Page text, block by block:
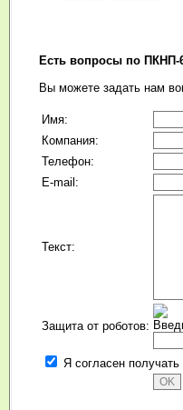
Есть вопросы по ПКНП-
Вы можете задать нам
Имя:
Компания:
Телефон:
E-mail:
Текст:
Защита от роботов:
Я согласен